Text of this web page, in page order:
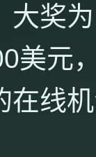
大奖为
美元
在线